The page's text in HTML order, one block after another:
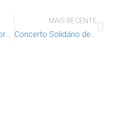
MAIS RECENTE